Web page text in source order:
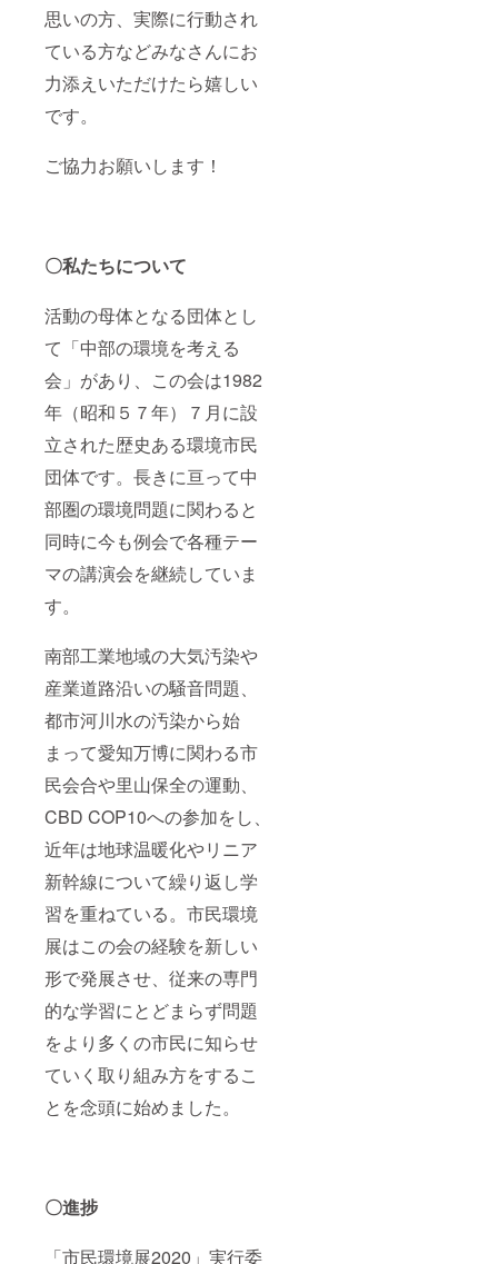
思いの方、実際に行動され
ている方などみなさんにお
力添えいただけたら嬉しい
です。
ご協力お願いします！
〇私たちについて
活動の母体となる団体とし
て「中部の環境を考える
会」があり、この会は1982
年（昭和５７年）７月に設
立された歴史ある環境市民
団体です。長きに亘って中
部圏の環境問題に関わると
同時に今も例会で各種テー
マの講演会を継続していま
す。
南部工業地域の大気汚染や
産業道路沿いの騒音問題、
都市河川水の汚染から始
まって愛知万博に関わる市
民会合や里山保全の運動、
CBD COP10への参加をし、
近年は地球温暖化やリニア
新幹線について繰り返し学
習を重ねている。市民環境
展はこの会の経験を新しい
形で発展させ、従来の専門
的な学習にとどまらず問題
をより多くの市民に知らせ
ていく取り組み方をするこ
とを念頭に始めました。
〇進捗
「市民環境展2020」実行委